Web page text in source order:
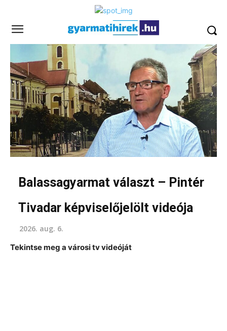
Balassagyarmat választ – Pintér
Tivadar képviselőjelölt videója
2026. aug. 6.
Tekintse meg a városi tv videóját